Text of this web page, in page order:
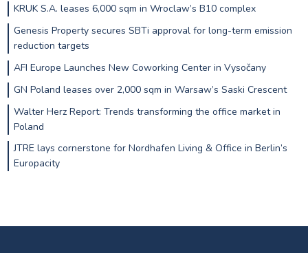
KRUK S.A. leases 6,000 sqm in Wroclaw’s B10 complex
Genesis Property secures SBTi approval for long-term emission
reduction targets
AFI Europe Launches New Coworking Center in Vysočany
GN Poland leases over 2,000 sqm in Warsaw’s Saski Crescent
Walter Herz Report: Trends transforming the office market in
Poland
JTRE lays cornerstone for Nordhafen Living & Office in Berlin’s
Europacity